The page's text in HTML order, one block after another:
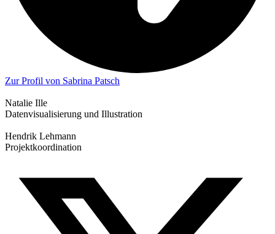
Zur Profil von Sabrina Patsch
Natalie Ille
Datenvisualisierung und Illustration
Hendrik Lehmann
Projektkoordination